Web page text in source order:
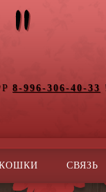
8-996-306-40-33
СВЯЗЬ